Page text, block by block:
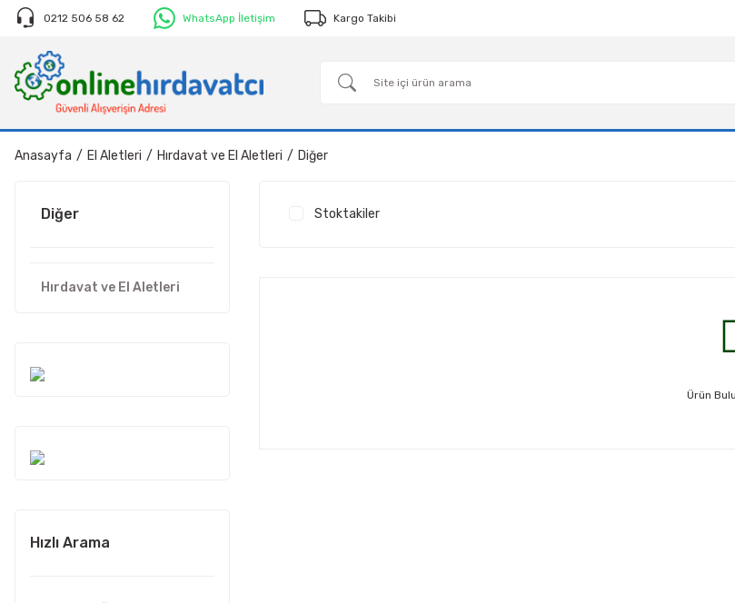
0212 506 58 62 WhatsApp İletişim Kargo Takibi
Anasayfa El Aletleri Hırdavat ve El Aletleri Diğer
Diğer
Hırdavat ve El Aletleri
Hızlı Arama
Stoktakiler
Ürün